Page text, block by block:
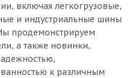
включая легкогрузовые,
и индустриальные шины
продемонстрируем
а также новинки,
к различным